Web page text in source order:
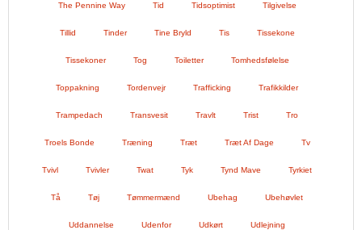
The Pennine Way Tid Tidsoptimist Tilgivelse
Tillid Tinder Tine Bryld Tis Tissekone
Tissekoner Tog Toiletter Tomhedsfølelse
Toppakning Tordenvejr Trafficking Trafikkilder
Trampedach Transvesit Travlt Trist Tro
Troels Bonde Træning Træt Træt Af Dage Tv
Tvivl Tvivler Twat Tyk Tynd Mave Tyrkiet
Tå Tøj Tømmermænd Ubehag Ubehøvlet
Uddannelse Udenfor Udkørt Udlejning